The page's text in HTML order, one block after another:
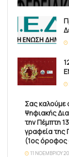
Σας καλούμε
Ψηφιακής
την Πέμπτη
γραφεία της
(1ος όροφος
11 ΝΟΕΜΒΡΊΟΥ